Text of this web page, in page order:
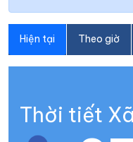
Hiện tại Theo giờ
Thời tiết